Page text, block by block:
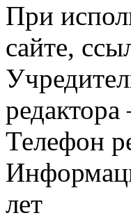
При
сайте,
Телефон
лет